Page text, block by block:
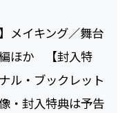
メイキング／舞台
ほか 【封入特
ル・ブックレット
・封入特典は予告